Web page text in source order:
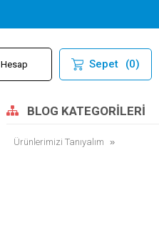
Hesap Sepet (0)
BLOG KATEGORILERI
Ürünlerimizi Tanıyalım